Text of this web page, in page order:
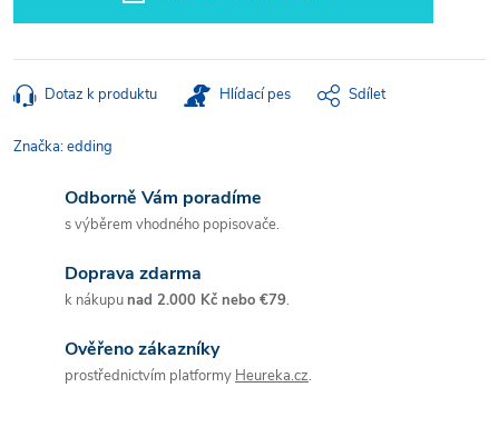
Dotaz k produktu Hlídací pes Sdílet
Značka:edding
Odborně Vám poradíme
s výběrem vhodného popisovače.
Doprava zdarma
k nákupunad 2.000 Kč nebo €79.
Ověřeno zákazníky
prostřednictvím platformy Heureka.cz.